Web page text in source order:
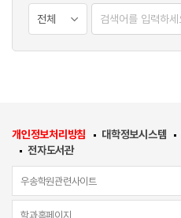
개인정보처리방침 대학정보시스템
전자도서관
우송학원관련사이트
학과홈페이지